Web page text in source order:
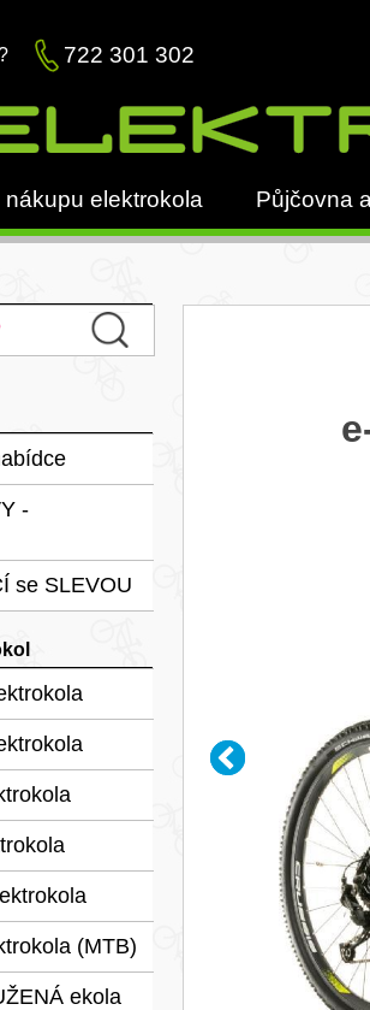
722 301 302
nákupu elektrokola Půjčovna
-
se SLEVOU
(MTB)
ekola